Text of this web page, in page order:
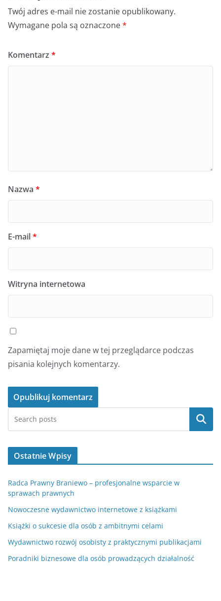
Twój adres e-mail nie zostanie opublikowany.
Wymagane pola są oznaczone*
Komentarz *
Nazwa *
E-mail*
Witryna internetowa
Zapamiętaj moje dane w tej przeglądarce podczas
pisania kolejnych komentarzy.
Szukaj
Ostatnie Wpisy
Radca Prawny Braniewo – profesjonalne wsparcie w
sprawach prawnych
Nowoczesne wydawnictwo internetowe z książkami
Książki o sukcesie dla osób z ambitnymi celami
Wydawnictwo rozwój osobisty z praktycznymi publikacjami
Poradniki biznesowe dla osób prowadzących działalność